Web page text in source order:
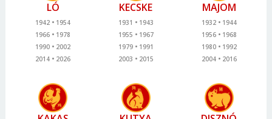
LÓ
1942
1954
1966
1978
1990
2002
2014
2026
KECSKE
1931
1943
1955
1967
1979
1991
2003
2015
MAJOM
1932
1944
1956
1968
1980
1992
2004
2016